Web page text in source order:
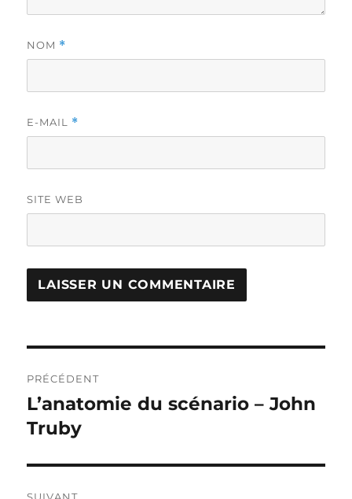
NOM *
E-MAIL *
SITE WEB
de
l’article
PRÉCÉDENT
Publication
précédente :
L’anatomie du scénario – John
Truby
SUIVANT